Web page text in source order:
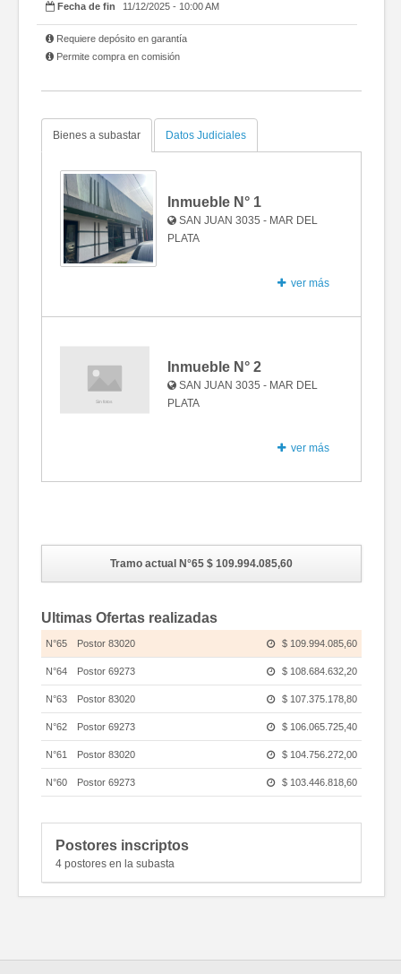
Fecha de fin
11/12/2025 - 10:00 AM
Requiere depósito en garantía
Permite compra en comisión
Bienes a subastar Datos Judiciales
Inmueble N° 1
SAN JUAN 3035 - MAR DEL
PLATA
ver más
Inmueble N° 2
SAN JUAN 3035 - MAR DEL
PLATA
ver más
Domicilio del inmueble
MAR DEL PLATA
Localidad
MAR DEL PLATA
Domicilio
SAN JUAN 3035
Código postal
7600
Matrícula
(045) 113616
Nomenclatura Catastral
Tramo actual N°65 $ 109.994.085,60
Ultimas Ofertas realizadas
N°65 Postor 83020 $ 109.994.085,60
N°64 Postor 69273 $ 108.684.632,20
N°63 Postor 83020 $ 107.375.178,80
N°62 Postor 69273 $ 106.065.725,40
N°61 Postor 83020 $ 104.756.272,00
N°60 Postor 69273 $ 103.446.818,60
N°58 Postor 69273
N°57 Postor 83020
Postores inscriptos
4 postores en la subasta